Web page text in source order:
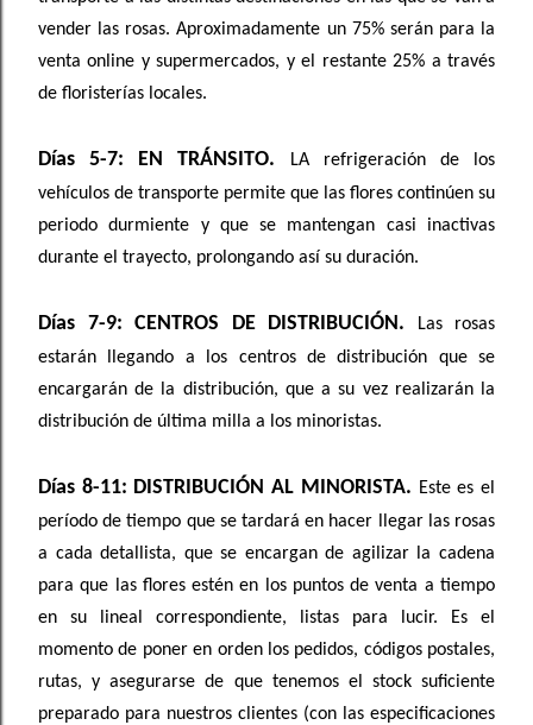
vender las rosas. Aproximadamente un 75% serán para la
venta online y supermercados, y el restante 25% a través
de floristerías locales.
Días 5-7: EN TRÁNSITO. LA refrigeración de los
vehículos de transporte permite que las flores continúen su
periodo durmiente y que se mantengan casi inactivas
durante el trayecto, prolongando así su duración.
Días 7-9: CENTROS DE DISTRIBUCIÓN. Las rosas
estarán llegando a los centros de distribución que se
encargarán de la distribución, que a su vez realizarán la
distribución de última milla a los minoristas.
Días 8-11: DISTRIBUCIÓN AL MINORISTA. Este es el
período de tiempo que se tardará en hacer llegar las rosas
a cada detallista, que se encargan de agilizar la cadena
para que las flores estén en los puntos de venta a tiempo
en su lineal correspondiente, listas para lucir. Es el
momento de poner en orden los pedidos, códigos postales,
rutas, y asegurarse de que tenemos el stock suficiente
preparado para nuestros clientes (con las especificaciones